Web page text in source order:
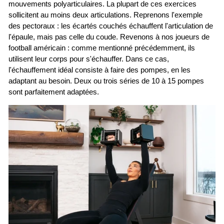
mouvements polyarticulaires. La plupart de ces exercices
sollicitent au moins deux articulations. Reprenons l'exemple
des pectoraux : les écartés couchés échauffent l'articulation de
l'épaule, mais pas celle du coude. Revenons à nos joueurs de
football américain : comme mentionné précédemment, ils
utilisent leur corps pour s'échauffer. Dans ce cas,
l'échauffement idéal consiste à faire des pompes, en les
adaptant au besoin. Deux ou trois séries de 10 à 15 pompes
sont parfaitement adaptées.